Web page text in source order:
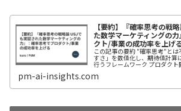
【要約】『確率思考の戦
た数学マーケティングの
クト/事業の成功率を上げ
この記事の要約 "確率思考"と
すさ」を数値化し、期待値計算
行うフレームワーク プロダク
インパクトで優先順位を決め
スクを最小化できる ベイズ...
pm-ai-insights.com